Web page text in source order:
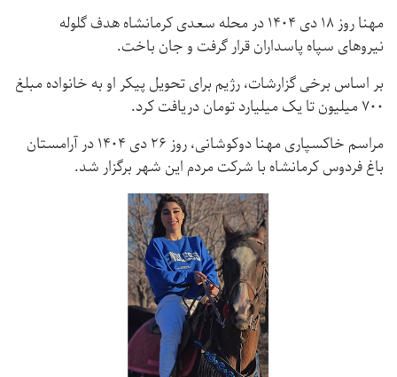
مهنا روز ۱۸ دی ۱۴۰۴ در محله سعدی کرمانشاه هدف گلوله
نیروهای سپاه پاسداران قرار گرفت و جان باخت.
بر اساس برخی گزارشات، رژیم برای تحویل پیکر او به خانواده مبلغ
۷۰۰ میلیون تا یک میلیارد تومان دریافت کرد.
مراسم خاکسپاری مهنا دوکوشانی، روز ۲۶ دی ۱۴۰۴ در آرامستان
باغ فردوس کرمانشاه با شرکت مردم این شهر برگزار شد.